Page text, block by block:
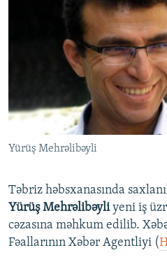
Yürüş Mehrəlibəyli
Təbriz həbsxanasında
Yürüş Mehrəlibəyliyeni iş
cəzasına məhkum edilib.
Fəallarının Xəbər Agentliyi (